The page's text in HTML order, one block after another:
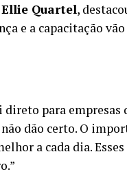
Ellie Quartel,
e a capacitação
para empresas
dão certo. O
a cada dia.